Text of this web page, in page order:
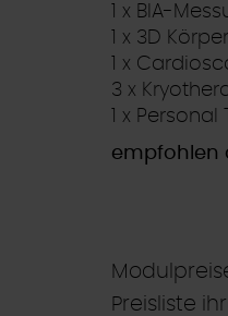
1 x BIA-
1 x 3D
1 x
3 x
1 x
empfohlen
Preisliste